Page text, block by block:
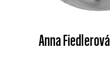
Anna Fiedlerová